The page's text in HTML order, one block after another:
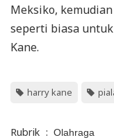
Meksiko,
seperti biasa
Kane.
harry kane
Rubrik : Olahraga